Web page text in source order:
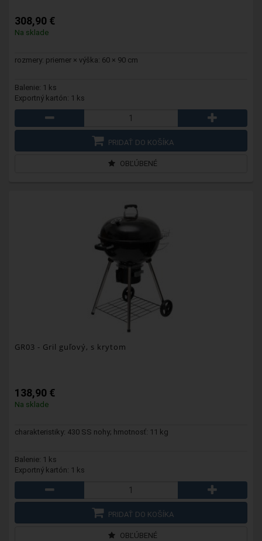
308,90 €
Na sklade
rozmery: priemer × výška: 60 × 90 cm
Balenie: 1 ks
Exportný kartón: 1 ks
PRIDAŤ DO KOŠÍKA
OBĽÚBENÉ
GR03 - Gril guľový, s krytom
138,90 €
Na sklade
charakteristiky: 430 SS nohy; hmotnosť: 11 kg
Balenie: 1 ks
Exportný kartón: 1 ks
PRIDAŤ DO KOŠÍKA
OBĽÚBENÉ